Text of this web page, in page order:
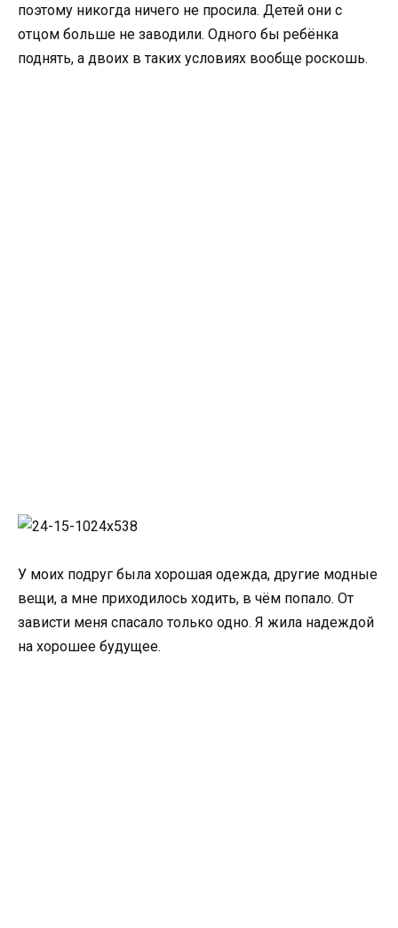
поэтому никогда ничего не просила. Детей они с
отцом больше не заводили. Одного бы ребёнка
поднять, а двоих в таких условиях вообще роскошь.
У моих подруг была хорошая одежда, другие модные
вещи, а мне приходилось ходить, в чём попало. От
зависти меня спасало только одно. Я жила надеждой
на хорошее будущее.